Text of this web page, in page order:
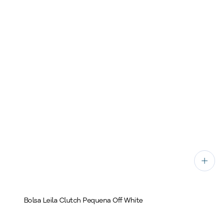
Bolsa Leila Clutch Pequena Off White